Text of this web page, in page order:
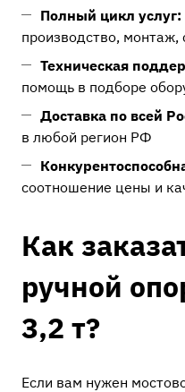
Полный цикл услуг:
производство, монтаж,
Техническая
помощь в подборе
Доставка по всей
в любой регион РФ
соотношение цены и
Как
ручной
3,2 т?
Если вам нужен